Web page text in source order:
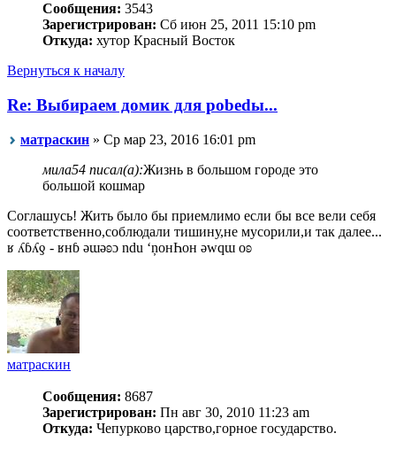
Сообщения: 3543
Зарегистрирован: Сб июн 25, 2011 15:10 pm
Откуда: хутор Красный Восток
Вернуться к началу
Re: Выбираем домик для pobedы...
матраскин » Ср мар 23, 2016 16:01 pm
мила54 писал(а):Жизнь в большом городе это
большой кошмар
Соглашусь! Жить было бы приемлимо если бы все вели себя
соответственно,соблюдали тишину,не мусорили,и так далее...
ʁ ʎɓʎƍ - ʁнɓ ǝɯǝʚɔ ndu ‘ņонҺон ǝwqɯ оʚ
матраскин
Сообщения: 8687
Зарегистрирован: Пн авг 30, 2010 11:23 am
Откуда: Чепурково царство,горное государство.